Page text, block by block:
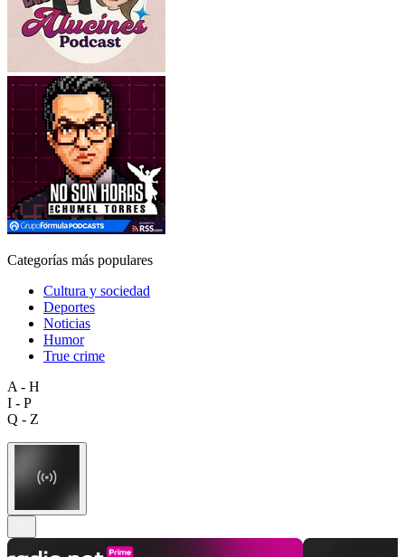
Categorías más populares
Cultura y sociedad
Deportes
Noticias
Humor
True crime
A - H
I - P
Q - Z